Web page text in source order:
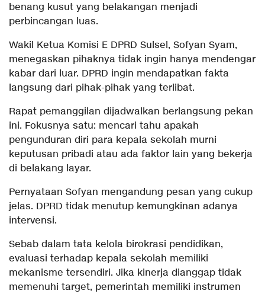
benang kusut yang belakangan menjadi
perbincangan luas.
Wakil Ketua Komisi E DPRD Sulsel, Sofyan Syam,
menegaskan pihaknya tidak ingin hanya mendengar
kabar dari luar. DPRD ingin mendapatkan fakta
langsung dari pihak-pihak yang terlibat.
Rapat pemanggilan dijadwalkan berlangsung pekan
ini. Fokusnya satu: mencari tahu apakah
pengunduran diri para kepala sekolah murni
keputusan pribadi atau ada faktor lain yang bekerja
di belakang layar.
Pernyataan Sofyan mengandung pesan yang cukup
jelas. DPRD tidak menutup kemungkinan adanya
intervensi.
Sebab dalam tata kelola birokrasi pendidikan,
evaluasi terhadap kepala sekolah memiliki
mekanisme tersendiri. Jika kinerja dianggap tidak
memenuhi target, pemerintah memiliki instrumen